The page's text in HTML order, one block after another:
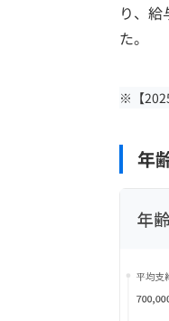
り、
た。
※【
年